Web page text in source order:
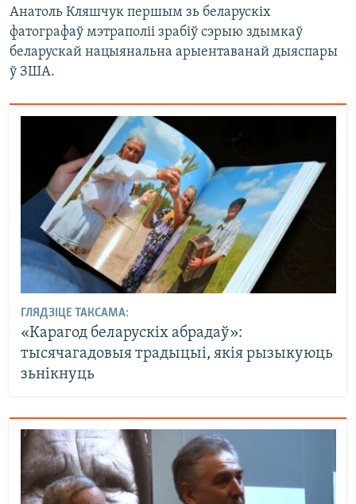
Анатоль Кляшчук першым зь беларускіх
фатографаў мэтраполіі зрабіў сэрыю здымкаў
беларускай нацыянальна арыентаванай дыяспары
ў ЗША.
ГЛЯДЗІЦЕ ТАКСАМА:
«Карагод беларускіх абрадаў»:
тысячагадовыя традыцыі, якія рызыкуюць
зьнікнуць